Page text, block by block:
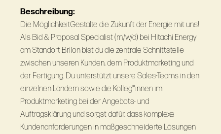
Beschreibung:
Die MöglichkeitGestalte die Zukunft der Energie mit uns!
Als Bid & Proposal Specialist (m/w/d) bei Hitachi Energy
am Standort Brilon bist du die zentrale Schnittstelle
zwischen unseren Kunden, dem Produktmarketing und
der Fertigung. Du unterstützt unsere Sales-Teams in den
einzelnen Ländern sowie die Kolleg*innen im
Produktmarketing bei der Angebots- und
Auftragsklärung und sorgst dafür, dass komplexe
Kundenanforderungen in maßgeschneiderte Lösungen